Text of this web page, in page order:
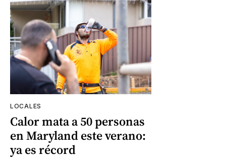
LOCALES
Calor mata a 50 personas
en Maryland este verano:
ya es récord